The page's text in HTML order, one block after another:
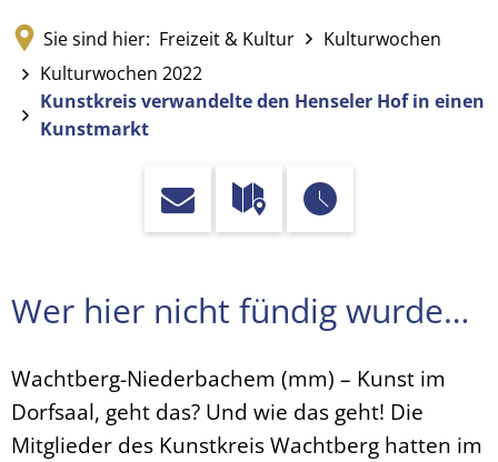
Sie sind hier: Freizeit & Kultur
Kulturwochen
Kulturwochen 2022
Kunstkreis verwandelte den Henseler Hof in einen
Kunstmarkt
Wer hier nicht fündig wurde…
Wachtberg-Niederbachem (mm) – Kunst im
Dorfsaal, geht das? Und wie das geht! Die
Mitglieder des Kunstkreis Wachtberg hatten im